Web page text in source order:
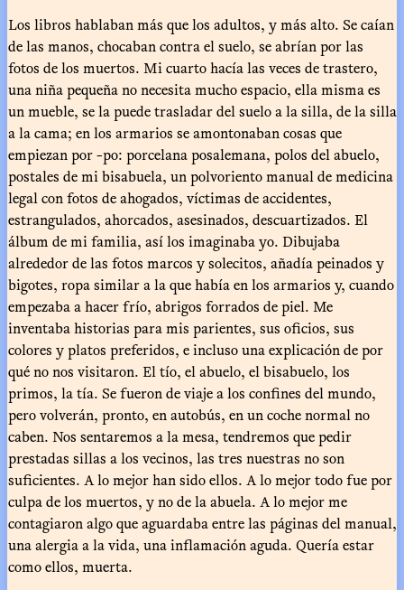
Los libros hablaban más que los adultos, y más alto. Se caían
de las manos, chocaban contra el suelo, se abrían por las
fotos de los muertos. Mi cuarto hacía las veces de trastero,
una niña pequeña no necesita mucho espacio, ella misma es
un mueble, se la puede trasladar del suelo a la silla, de la silla
a la cama; en los armarios se amontonaban cosas que
empiezan por -po: porcelana posalemana, polos del abuelo,
postales de mi bisabuela, un polvoriento manual de medicina
legal con fotos de ahogados, víctimas de accidentes,
estrangulados, ahorcados, asesinados, descuartizados. El
álbum de mi familia, así los imaginaba yo. Dibujaba
alrededor de las fotos marcos y solecitos, añadía peinados y
bigotes, ropa similar a la que había en los armarios y, cuando
empezaba a hacer frío, abrigos forrados de piel. Me
inventaba historias para mis parientes, sus oficios, sus
colores y platos preferidos, e incluso una explicación de por
qué no nos visitaron. El tío, el abuelo, el bisabuelo, los
primos, la tía. Se fueron de viaje a los confines del mundo,
pero volverán, pronto, en autobús, en un coche normal no
caben. Nos sentaremos a la mesa, tendremos que pedir
prestadas sillas a los vecinos, las tres nuestras no son
suficientes. A lo mejor han sido ellos. A lo mejor todo fue por
culpa de los muertos, y no de la abuela. A lo mejor me
contagiaron algo que aguardaba entre las páginas del manual,
una alergia a la vida, una inflamación aguda. Quería estar
como ellos, muerta.